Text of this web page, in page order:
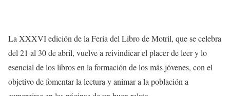
La XXXVI edición de la Feria del Libro de Motril, que se celebra
del 21 al 30 de abril, vuelve a reivindicar el placer de leer y lo
esencial de los libros en la formación de los más jóvenes, con el
objetivo de fomentar la lectura y animar a la población a